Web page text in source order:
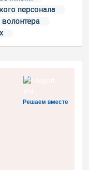
персонала
Решаем вместе